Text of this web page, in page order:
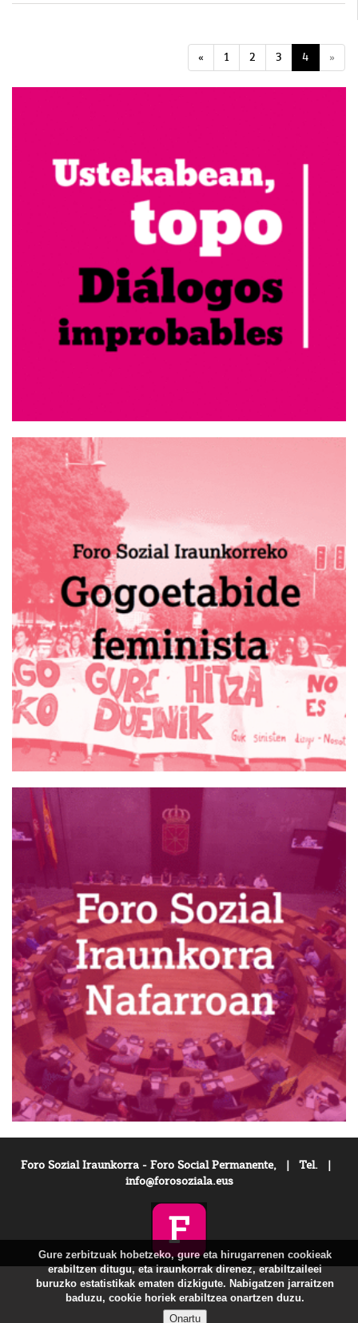
« 1 2 3 4 »
Foro Sozial Iraunkorra - Foro Social Permanente, | Tel. |
info@forosoziala.eus
Gure zerbitzuak hobetzeko, gure eta hirugarrenen cookieak
erabiltzen ditugu, eta iraunkorrak direnez, erabiltzaileei
buruzko estatistikak ematen dizkigute. Nabigatzen jarraitzen
baduzu, cookie horiek erabiltzea onartzen duzu.